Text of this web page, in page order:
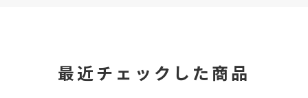
最近チェックした商品